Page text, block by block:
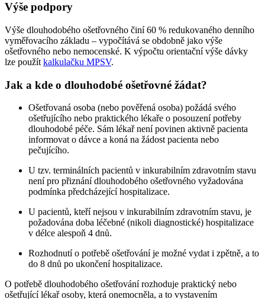
Výše podpory
Výše dlouhodobého ošetřovného činí 60 % redukovaného denního
vyměřovacího základu – vypočítává se obdobně jako výše
ošetřovného nebo nemocenské. K výpočtu orientační výše dávky
lze použít kalkulačku MPSV.
Jak a kde o dlouhodobé ošetřovné žádat?
Ošetřovaná osoba (nebo pověřená osoba) požádá svého
ošetřujícího nebo praktického lékaře o posouzení potřeby
dlouhodobé péče. Sám lékař není povinen aktivně pacienta
informovat o dávce a koná na žádost pacienta nebo
pečujícího.
U tzv. terminálních pacientů v inkurabilním zdravotním stavu
není pro přiznání dlouhodobého ošetřovného vyžadována
podmínka předcházející hospitalizace.
U pacientů, kteří nejsou v inkurabilním zdravotním stavu, je
požadována doba léčebné (nikoli diagnostické) hospitalizace
v délce alespoň 4 dnů.
Rozhodnutí o potřebě ošetřování je možné vydat i zpětně, a to
do 8 dnů po ukončení hospitalizace.
O potřebě dlouhodobého ošetřování rozhoduje praktický nebo
ošetřující lékař osoby, která onemocněla, a to vystavením